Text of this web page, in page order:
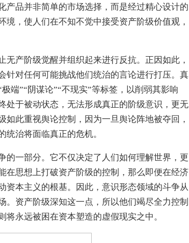
产品并非简单的市场选择，而是经过精心设计的
，使人们在不知不觉中接受资产阶级价值观，
产阶级觉醒并组织起来进行反抗。正因如此，
针对任何可能挑战他们统治的言论进行打压。真
端”“阴谋论”“不现实”等标签，以削弱其影响
处于被动状态，无法形成真正的阶级意识，更无
此重视舆论控制，因为一旦舆论阵地被夺回，
治将面临真正的危机。
一部分。它不仅决定了人们如何理解世界，更
在思想上打破资产阶级的控制，那么即便在经济
资本主义的根基。因此，意识形态领域的斗争从
。资产阶级深知这一点，所以他们竭尽全力控制
永远被困在资本塑造的虚假现实之中。